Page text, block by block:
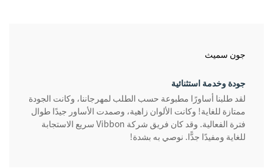
جون سميث
جودة وخدمة استثنائية
لقد طلبنا أساورًا مطبوعة حسب الطلب لمهرجاننا، وكانت الجودة
ممتازة للغاية! وكانت الألوان زاهية، وصمدت الأساور جيدًا طوال
فترة الفعالية. وقد كان فريق شركة Vibbon سريع الاستجابة
للغاية ومفيدًا جدًّا. نوصي به بشدة!